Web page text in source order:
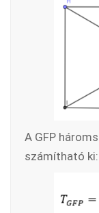
A GFP
számítható ki: